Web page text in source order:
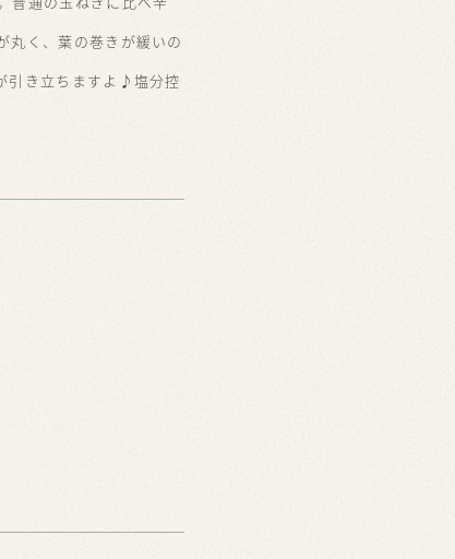
丸く、葉の巻きが緩いの
引き立ちますよ♪塩分控